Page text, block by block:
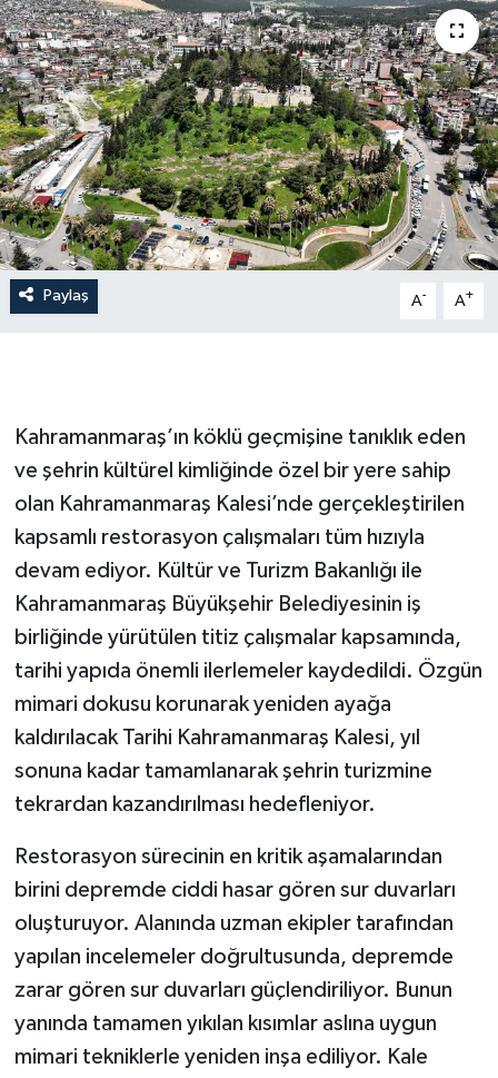
Paylaş A- A+
Kahramanmaraş’ın köklü geçmişine tanıklık eden
ve şehrin kültürel kimliğinde özel bir yere sahip
olan Kahramanmaraş Kalesi’nde gerçekleştirilen
kapsamlı restorasyon çalışmaları tüm hızıyla
devam ediyor. Kültür ve Turizm Bakanlığı ile
Kahramanmaraş Büyükşehir Belediyesinin iş
birliğinde yürütülen titiz çalışmalar kapsamında,
tarihi yapıda önemli ilerlemeler kaydedildi. Özgün
mimari dokusu korunarak yeniden ayağa
kaldırılacak Tarihi Kahramanmaraş Kalesi, yıl
sonuna kadar tamamlanarak şehrin turizmine
tekrardan kazandırılması hedefleniyor.
Restorasyon sürecinin en kritik aşamalarından
birini depremde ciddi hasar gören sur duvarları
oluşturuyor. Alanında uzman ekipler tarafından
yapılan incelemeler doğrultusunda, depremde
zarar gören sur duvarları güçlendiriliyor. Bunun
yanında tamamen yıkılan kısımlar aslına uygun
mimari tekniklerle yeniden inşa ediliyor. Kale